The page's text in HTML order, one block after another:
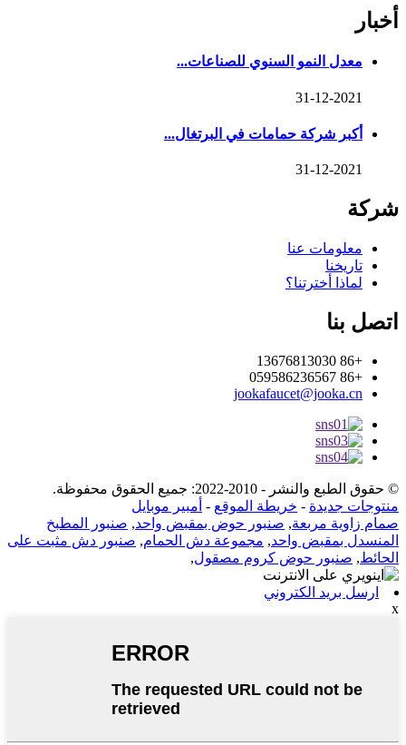
أخبار
معدل النمو السنوي للصناعات...
31-12-2021
أكبر شركة حمامات في البرتغال...
31-12-2021
شركة
معلومات عنا
تاريخنا
لماذا أخترتنا؟
اتصل بنا
+86 13676813030
+86 059586236567
jookafaucet@jooka.cn
© حقوق الطبع والنشر - 2010-2022: جميع الحقوق محفوظة.
منتوجات جديدة - خريطة الموقع - أمبير موبايل
صمام زاوية مربعة, صنبور حوض بمقبض واحد, صنبور المطبخ
المنسدل بمقبض واحد, مجموعة دش الحمام, صنبور دش مثبت على
الحائط, صنبور حوض كروم مصقول,
ارسل بريد الكتروني
x